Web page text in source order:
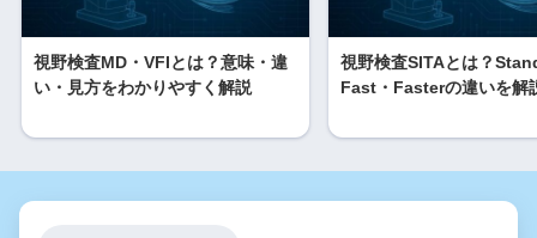
視野検査MD・VFIとは？意味・違
い・見方をわかりやすく解説
視野検査SITAとは？
Fast・Fasterの違いを解